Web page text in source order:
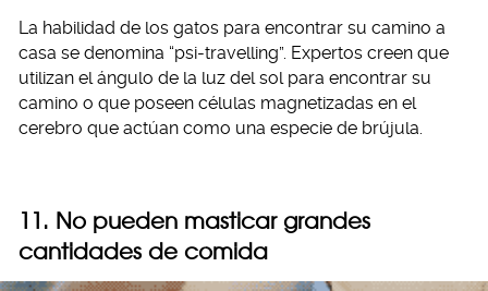
La habilidad de los gatos para encontrar su camino a
casa se denomina “psi-travelling”. Expertos creen que
utilizan el ángulo de la luz del sol para encontrar su
camino o que poseen células magnetizadas en el
cerebro que actúan como una especie de brújula.
11. No pueden masticar grandes
cantidades de comida